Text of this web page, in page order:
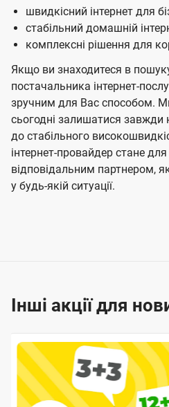
швидкісний інтернет для
стабільний домашній
комплексні рішення для
Якщо ви знаходитеся в
постачальника інтернет-
зручним для Вас способом.
сьогодні залишатися завжди
до стабільного
інтернет-провайдер стане
відповідальним партнером,
у будь-якій ситуації.
Інші акції для